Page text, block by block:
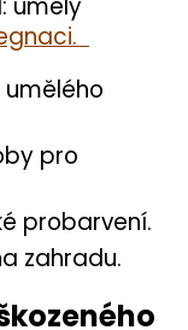
umělý
umělého
pro
probarvení.
zahradu.